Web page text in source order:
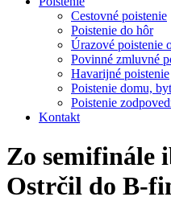
Cestovné poistenie
Poistenie do hôr
Úrazové poistenie
Povinné zmluvné
Havarijné poistenie
Poistenie domu,
Poistenie
Kontakt
Zo semifinále
Ostrčil do B-